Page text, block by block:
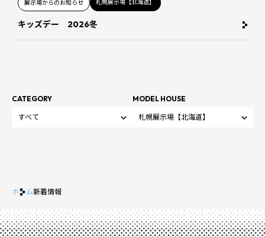
展示場からのお知らせ 札幌展示場【北海道】
キッズデー 2026冬
CATEGORY MODEL HOUSE
ホーム新着情報